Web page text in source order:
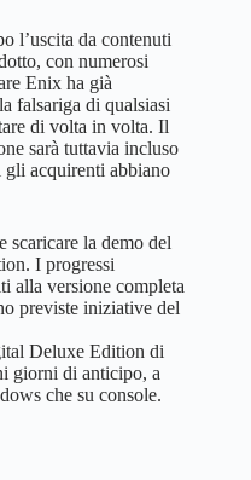
l’uscita da contenuti
con numerosi
Enix ha già
falsariga di qualsiasi
di volta in volta. Il
sarà tuttavia incluso
acquirenti abbiano
scaricare la demo del
I progressi
alla versione completa
previste iniziative del
Deluxe Edition di
giorni di anticipo, a
che su console.